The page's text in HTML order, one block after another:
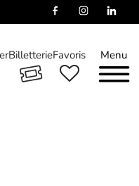
Menu
BilletterieFavoris